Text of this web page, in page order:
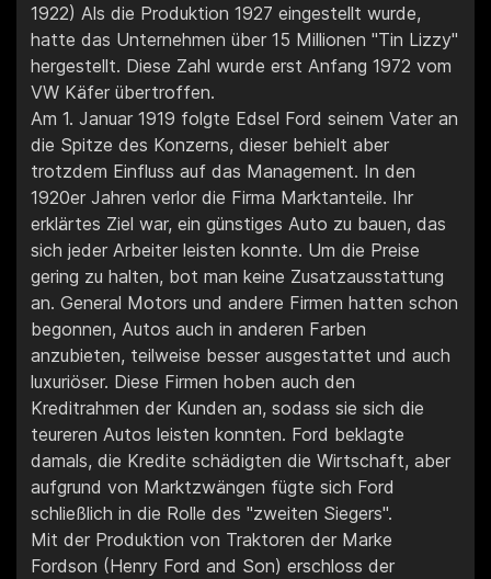
1922) Als die Produktion 1927 eingestellt wurde,
hatte das Unternehmen über 15 Millionen "Tin Lizzy"
hergestellt. Diese Zahl wurde erst Anfang 1972 vom
VW Käfer übertroffen.
Am 1. Januar 1919 folgte Edsel Ford seinem Vater an
die Spitze des Konzerns, dieser behielt aber
trotzdem Einfluss auf das Management. In den
1920er Jahren verlor die Firma Marktanteile. Ihr
erklärtes Ziel war, ein günstiges Auto zu bauen, das
sich jeder Arbeiter leisten konnte. Um die Preise
gering zu halten, bot man keine Zusatzausstattung
an. General Motors und andere Firmen hatten schon
begonnen, Autos auch in anderen Farben
anzubieten, teilweise besser ausgestattet und auch
luxuriöser. Diese Firmen hoben auch den
Kreditrahmen der Kunden an, sodass sie sich die
teureren Autos leisten konnten. Ford beklagte
damals, die Kredite schädigten die Wirtschaft, aber
aufgrund von Marktzwängen fügte sich Ford
schließlich in die Rolle des "zweiten Siegers".
Mit der Produktion von Traktoren der Marke
Fordson (Henry Ford and Son) erschloss der